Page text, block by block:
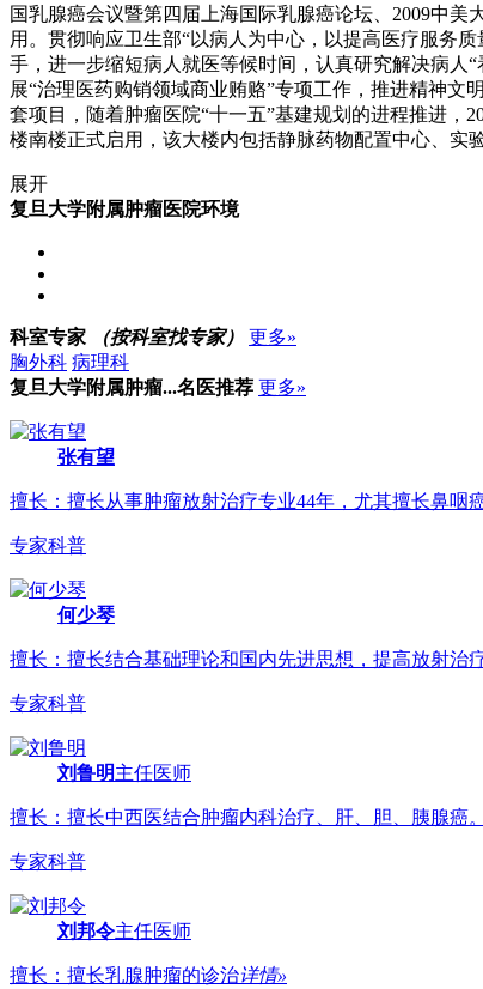
国乳腺癌会议暨第四届上海国际乳腺癌论坛、2009中
用。贯彻响应卫生部“以病人为中心，以提高医疗服务
手，进一步缩短病人就医等候时间，认真研究解决病人
展“治理医药购销领域商业贿赂”专项工作，推进精神
套项目，随着肿瘤医院“十一五”基建规划的进程推进，
楼南楼正式启用，该大楼内包括静脉药物配置中心、实
展开
复旦大学附属肿瘤医院环境
科室专家 （按科室找专家）
更多»
胸外科 病理科
复旦大学附属肿瘤...名医推荐 更多»
张有望
擅长：擅长从事肿瘤放射治疗专业44年，尤其擅长鼻咽
专家科普
何少琴
擅长：擅长结合基础理论和国内先进思想，提高放射治
专家科普
刘鲁明主任医师
擅长：擅长中西医结合肿瘤内科治疗、肝、胆、胰腺癌。
专家科普
刘邦令主任医师
擅长：擅长乳腺肿瘤的诊治详情»